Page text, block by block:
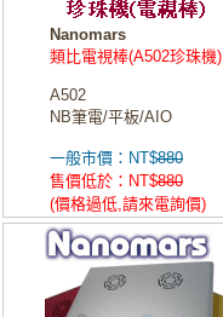
Nanomars
類比電視棒(A502珍珠機)
A502
NB筆電/平板/AIO
一般市價：NT$880
售價低於：NT$880
(價格過低,請來電詢價)